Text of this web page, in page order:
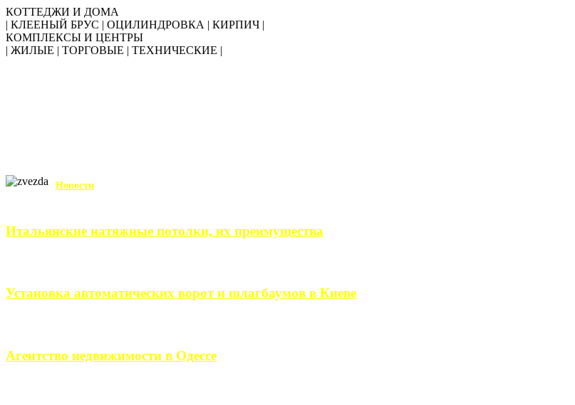
КОТТЕДЖИ И ДОМА
| КЛЕЕНЫЙ БРУС | ОЦИЛИНДРОВКА | КИРПИЧ |
КОМПЛЕКСЫ И ЦЕНТРЫ
| ЖИЛЫЕ | ТОРГОВЫЕ | ТЕХНИЧЕСКИЕ |
Новости
Итальянские натяжные потолки, их преимущества
Установка автоматических ворот и шлагбаумов в Киеве
Агентство недвижимости в Одессе